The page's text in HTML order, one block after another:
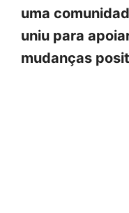
uma
uniu para
mudanças